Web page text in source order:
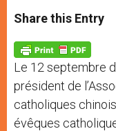
t
s
p
p
s
e
g
e
r
e
b
o
k
Share this Entry
Le 12 septembre
président de
catholiques
évêques